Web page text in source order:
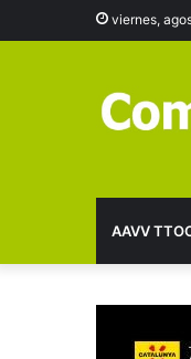
viernes,
AAVV